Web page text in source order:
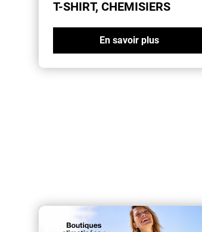
T-SHIRT, CHEMISIERS
En savoir plus